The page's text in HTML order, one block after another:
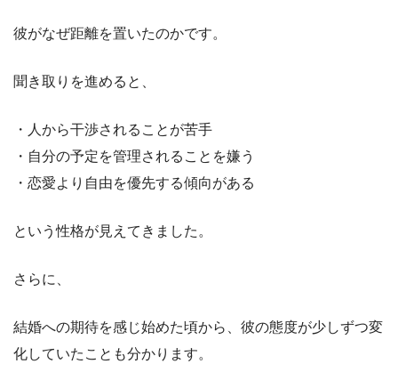
彼がなぜ距離を置いたのかです。
聞き取りを進めると、
・人から干渉されることが苦手
・自分の予定を管理されることを嫌う
・恋愛より自由を優先する傾向がある
という性格が見えてきました。
さらに、
結婚への期待を感じ始めた頃から、彼の態度が少しずつ変
化していたことも分かります。